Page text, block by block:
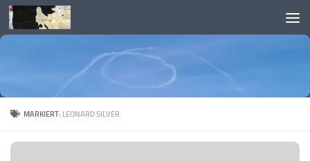
Skip to content
MARKIERT: LEONARD SILVER